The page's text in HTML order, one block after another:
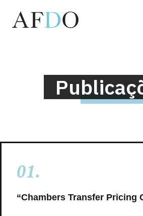
content
.
01.
“Chambers Transfer Pricing